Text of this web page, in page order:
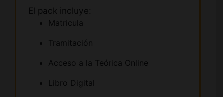
El pack incluye:
Matricula
Tramitación
Acceso a la Teórica Online
Libro Digital